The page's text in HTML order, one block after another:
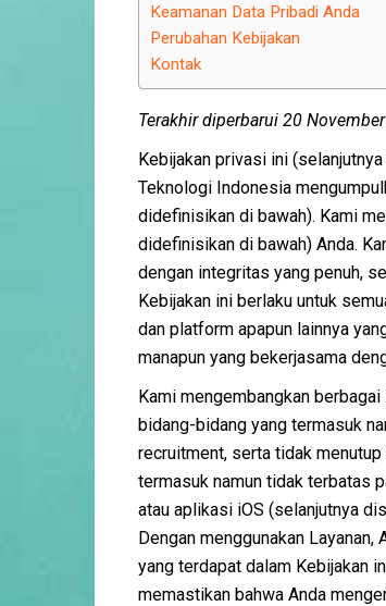
Keamanan Data Pribadi Anda
Perubahan Kebijakan
Kontak
Terakhir diperbarui 20
Kebijakan privasi ini
Teknologi Indonesia
didefinisikan di bawah). Kami
didefinisikan di bawah) Anda.
dengan integritas yang penuh,
Kebijakan ini berlaku untuk
dan platform apapun lainnya
manapun yang bekerjasama
Kami mengembangkan
bidang-bidang yang termasuk
recruitment, serta tidak
termasuk namun tidak terbatas
atau aplikasi iOS (selanjutnya
Dengan menggunakan
yang terdapat dalam Kebijakan
memastikan bahwa Anda